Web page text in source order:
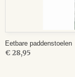
Eetbare paddenstoelen
€ 28,95